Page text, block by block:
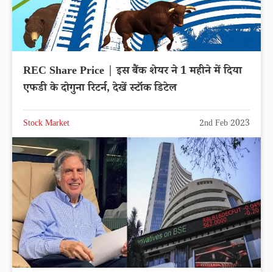
REC Share Price | इस बैंक शेयर ने 1 महीने में दिया
एफडी के दोगुना रिटर्न, देखें स्टॉक डिटेल
Stock Market 2nd Feb 2023